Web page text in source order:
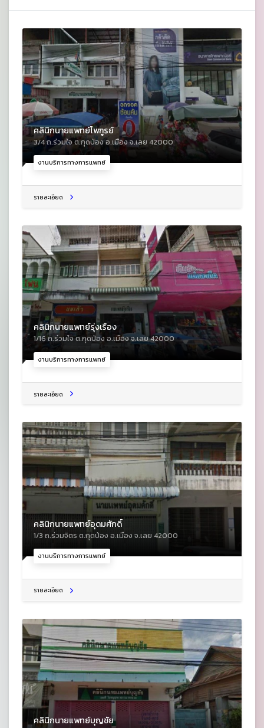
งานบริการทางการแพทย์
คลินิกนายแพทย์ไพฑูรย์
3/4 ถ.ร่วมใจ ต.กุดป่อง อ.เมือง จ.เลย 42000
รายละเอียด
งานบริการทางการแพทย์
คลินิกนายแพทย์รุ่งเรือง
1/16 ถ.ร่วมใจ ต.กุดป่อง อ.เมือง จ.เลย 42000
รายละเอียด
งานบริการทางการแพทย์
คลินิกนายแพทย์อุดมศักดิ์
1/3 ถ.ร่วมจิตร ต.กุดป่อง อ.เมือง จ.เลย 42000
รายละเอียด
คลินิกนายแพทย์บุญชัย